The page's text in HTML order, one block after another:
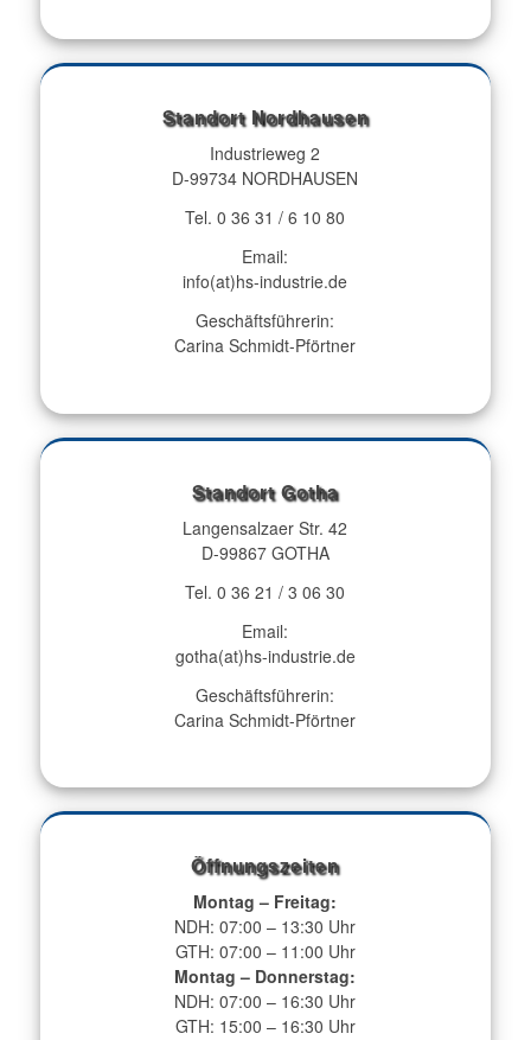
Standort Nordhausen
Industrieweg 2
D-99734 NORDHAUSEN
Tel. 0 36 31 / 6 10 80
Email:
info(at)hs-industrie.de
Geschäftsführerin:
Carina Schmidt-Pförtner
Standort Gotha
Langensalzaer Str. 42
D-99867 GOTHA
Tel. 0 36 21 / 3 06 30
Email:
gotha(at)hs-industrie.de
Geschäftsführerin:
Carina Schmidt-Pförtner
Öffnungszeiten
Montag – Freitag:
NDH: 07:00 – 13:30 Uhr
GTH: 07:00 – 11:00 Uhr
Montag – Donnerstag:
NDH: 07:00 – 16:30 Uhr
GTH: 15:00 – 16:30 Uhr